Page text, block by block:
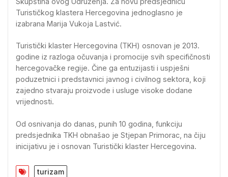
Turističkog klastera Hercegovina jednoglasno je
izabrana Marija Vukoja Lastvić.
Turistički klaster Hercegovina (TKH) osnovan je 2013.
godine iz razloga očuvanja i promocije svih specifičnosti
hercegovačke regije. Čine ga entuzijasti i uspješni
poduzetnici i predstavnici javnog i civilnog sektora, koji
zajedno stvaraju proizvode i usluge visoke dodane
vrijednosti.
Od osnivanja do danas, punih 10 godina, funkciju
predsjednika TKH obnašao je Stjepan Primorac, na čiju
inicijativu je i osnovan Turistički klaster Hercegovina.
turizam